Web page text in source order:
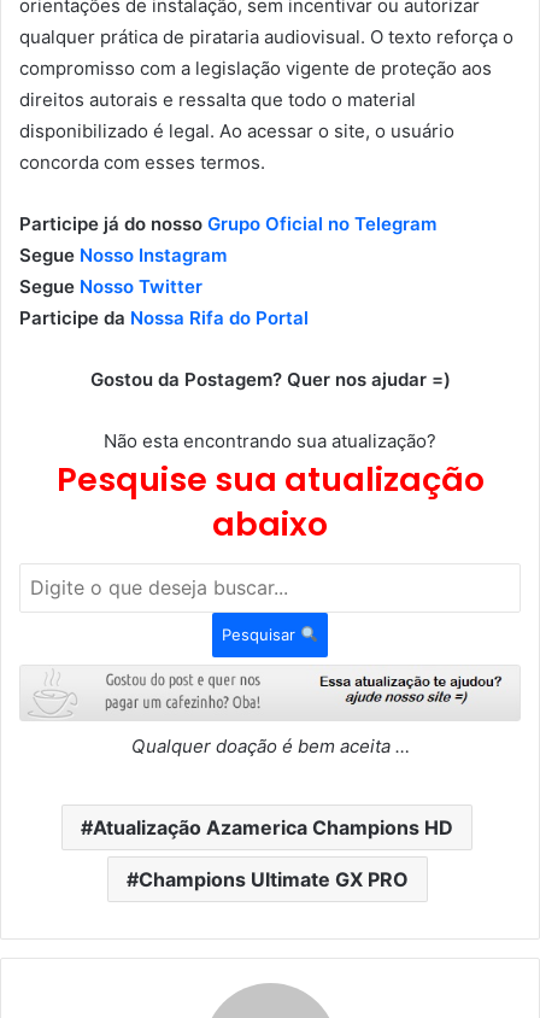
orientações de instalação, sem incentivar ou autorizar
qualquer prática de pirataria audiovisual. O texto reforça o
compromisso com a legislação vigente de proteção aos
direitos autorais e ressalta que todo o material
disponibilizado é legal. Ao acessar o site, o usuário
concorda com esses termos.
Participe já do nosso Grupo Oficial no Telegram
Segue Nosso Instagram
Segue Nosso Twitter
Participe da Nossa Rifa do Portal
Gostou da Postagem? Quer nos ajudar =)
Não esta encontrando sua atualização?
Pesquise sua atualização
abaixo
Pesquisar
Qualquer doação é bem aceita …
Atualização Azamerica Champions HD
Champions Ultimate GX PRO